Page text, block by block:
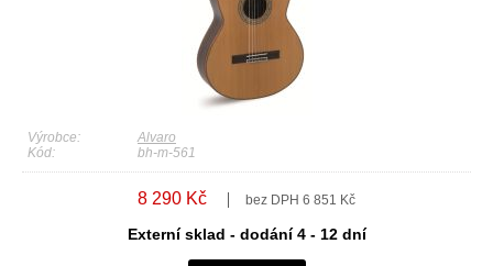
Výrobce:
Alvaro
Kód:
bh-m-561
8 290 Kč bez DPH 6 851 Kč
Externí sklad - dodání 4 - 12 dní